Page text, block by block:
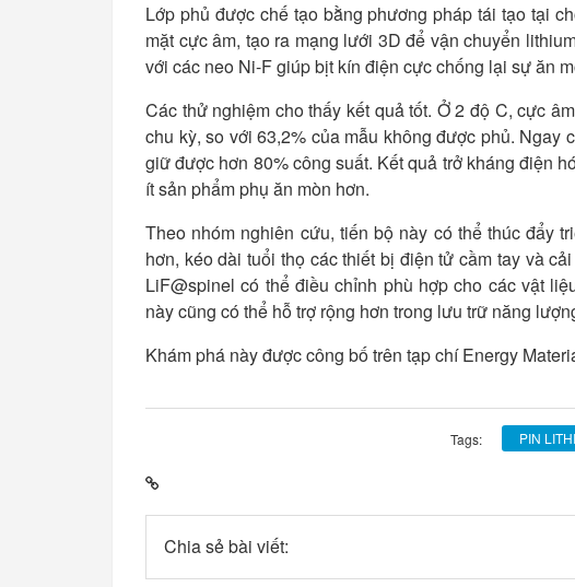
Lớp phủ được chế tạo bằng phương pháp tái tạo tại
mặt cực âm, tạo ra mạng lưới 3D để vận chuyển
với các neo Ni-F giúp bịt kín điện cực chống lại sự ăn
Các thử nghiệm cho thấy kết quả tốt. Ở 2 độ C, cực
chu kỳ, so với 63,2% của mẫu không được phủ.
giữ được hơn 80% công suất. Kết quả trở kháng điện
ít sản phẩm phụ ăn mòn hơn.
Theo nhóm nghiên cứu, tiến bộ này có thể thúc đẩy
hơn, kéo dài tuổi thọ các thiết bị điện tử cầm tay và
LiF@spinel có thể điều chỉnh phù hợp cho các vật
này cũng có thể hỗ trợ rộng hơn trong lưu trữ năng
Khám phá này được công bố trên tạp chí Energy
Tags: PIN
Chia sẻ bài viết: